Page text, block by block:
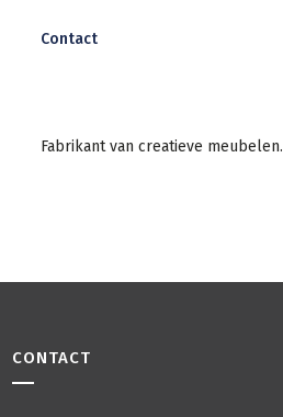
Contact
Fabrikant van creatieve meubelen.
CONTACT